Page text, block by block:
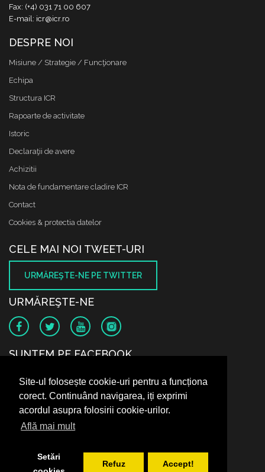
Site-ul folosește cookie-uri pentru a funcționa
corect. Continuând navigarea, iți exprimi
acordul asupra folosirii cookie-urilor.
Află mai mult
Setări
Refuz Accept!
Fax: (+4) 031 71 00 607
E-mail: icr@icr.ro
DESPRE NOI
Misiune / Strategie / Funcţionare
Echipa
Structura ICR
Rapoarte de activitate
Istoric
Declaraţii de avere
Achizitii
Nota de fundamentare cladire ICR
Contact
Cookies & protectia datelor
CELE MAI NOI TWEET-URI
URMĂREŞTE-NE PE TWITTER
URMĂREŞTE-NE
SUNTEM PE FACEBOOK